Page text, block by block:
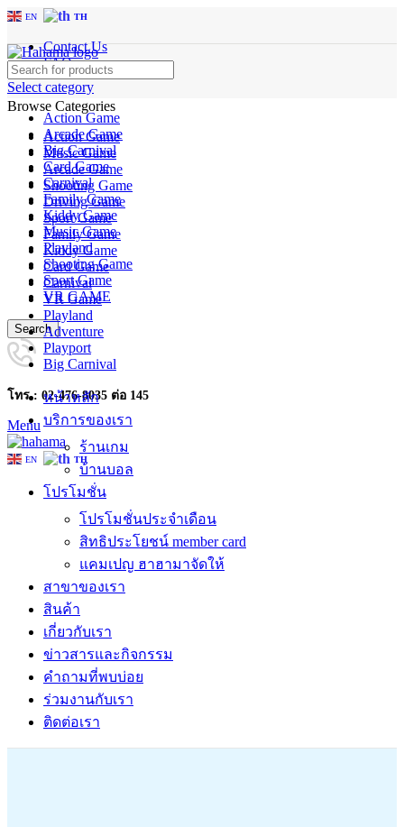
EN TH
Contact Us
FAQs
Select category
Action Game
Arcade Game
Big Carnival
Card Game
Carnival
Family Game
Kiddy Game
Music Game
Playland
Shooting Game
Sport Game
VR GAME
Search
โทร : 02-476-8035 ต่อ 145
Menu
EN TH
Browse Categories
Action Game
Music Game
Arcade Game
Shooting Game
Driving Game
Sport Game
Family Game
Kiddy Game
Card Game
Carnival
VR Game
Playland
Adventure
Playport
Big Carnival
หน้าหลัก
บริการของเรา
ร้านเกม
บ้านบอล
โปรโมชั่น
โปรโมชั่นประจำเดือน
สิทธิประโยชน์ member card
แคมเปญ ฮาฮามาจัดให้
สาขาของเรา
สินค้า
เกี่ยวกับเรา
ข่าวสารและกิจกรรม
คำถามที่พบบ่อย
ร่วมงานกับเรา
ติดต่อเรา